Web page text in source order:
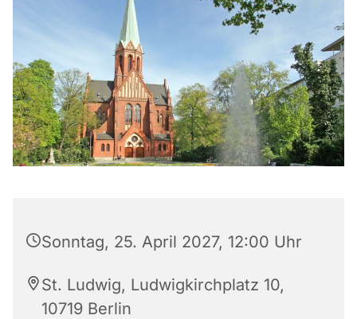
Sonntag, 25. April 2027, 12:00 Uhr
St. Ludwig, Ludwigkirchplatz 10,
10719 Berlin